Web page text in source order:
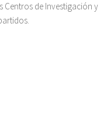
Centros de Investigación y